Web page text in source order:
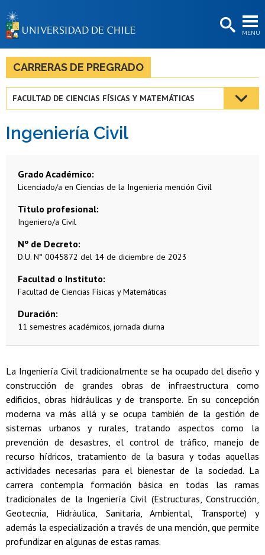
MENÚ
BIBLIOTECAS
LA UNIVERSIDAD
Estudiantes
Académicas/os
Egresadas/os
CARRERAS DE PREGRADO
FACULTAD DE CIENCIAS FÍSICAS Y MATEMÁTICAS
Ingeniería Civil
Grado Académico
Licenciado/a en Ciencias de la Ingenieria mención Civil
Título profesional
Ingeniero/a Civil
Nº de Decreto
D.U. N° 0045872 del 14 de diciembre de 2023
Facultad o Instituto
Facultad de Ciencias Físicas y Matemáticas
Duración
11 semestres académicos, jornada diurna
La Ingeniería Civil tradicionalmente se ha ocupado del diseño y
construcción de grandes obras de infraestructura como
edificios, obras hidráulicas y de transporte. En su concepción
moderna va más allá y se ocupa también de la gestión de
sistemas urbanos y rurales, tratando aspectos como la
prevención de desastres, el control de tráfico, manejo de
recurso hídricos, tratamiento de la basura y todas aquellas
actividades necesarias para el bienestar de la sociedad. La
carrera contempla formación básica en todas las ramas
tradicionales de la Ingeniería Civil (Estructuras, Construcción,
Geotecnia, Hidráulica, Sanitaria, Ambiental, Transporte) y
además la especialización a través de una mención, que permite
profundizar en algunas de estas ramas.